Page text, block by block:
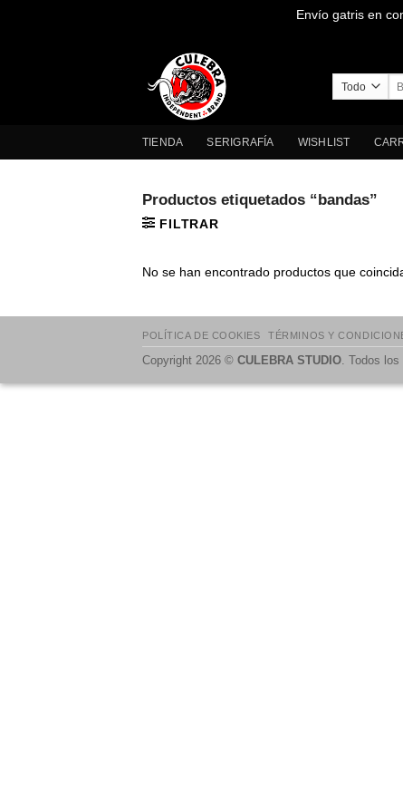
Envío gatris en
TIENDA SERIGRAFÍA WISHLIST
Productos etiquetados “bandas”
FILTRAR
No se han encontrado productos que
POLÍTICA DE COOKIES TÉRMINOS Y
Copyright 2026 © CULEBRA STUDIO. Todos los